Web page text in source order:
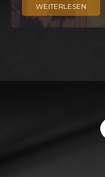
WEITERLESEN